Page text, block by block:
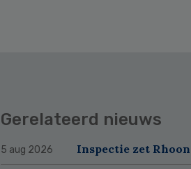
Gerelateerd nieuws
5 aug 2026 Inspectie zet